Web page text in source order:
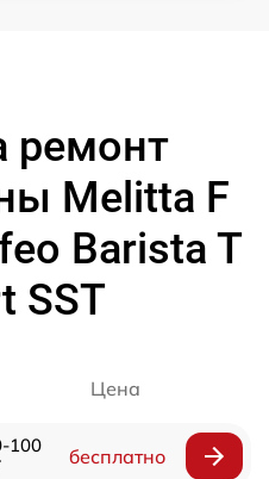
ремонт
Melitta F
Barista T
SST
Цена
100
бесплатно